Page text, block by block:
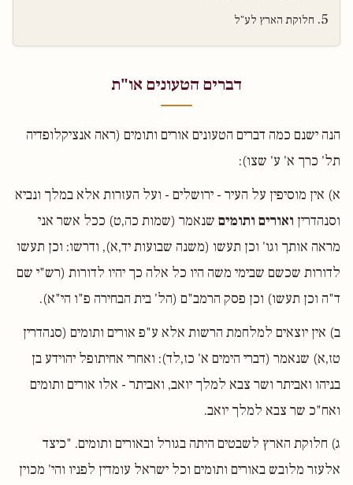
חלוקת הארץ לע"ל
דברים הטעונים או"ת
הנה ישנם כמה דברים הטעונים אורים ותומים (ראה אנציקלופדיה
תל' כרך א' ע' שצו):
א) אין מוסיפין על העיר - ירושלים - ועל העזרות אלא במלך ונביא
וסנהדרין ואורים ותומים שנאמר (שמות כה,ט) ככל אשר אני
מראה אותך וגו' וכן תעשו (משנה שבועות יד,א), ודרשו: וכן תעשו
לדורות שכשם שבימי משה היו כל אלה כך יהיו לדורות (רש"י שם
ד"ה וכן תעשו) וכן פסק הרמב"ם (הל' בית הבחירה פ"ו הי"א).
ב) אין יוצאים למלחמת הרשות אלא ע"פ אורים ותומים (סנהדרין
טז,א) שנאמר (דברי הימים א' כז,לד): ואחרי אחיתופל יהוידע בן
בניהו ואביתר ושר צבא למלך יואב, ואביתר - אלו אורים ותומים
ואח"כ שר צבא למלך יואב.
ג) חלוקת הארץ לשבטים היתה בגורל ובאורים ותומים. "כיצד
אלעזר מלובש באורים ותומים וכל ישראל עומדין לפניו והי' מכוין